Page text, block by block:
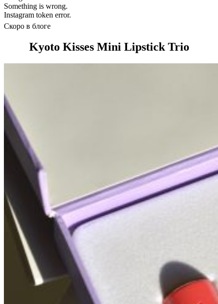
Something is wrong.
Instagram token error.
Скоро в блоге
Kyoto Kisses Mini Lipstick Trio